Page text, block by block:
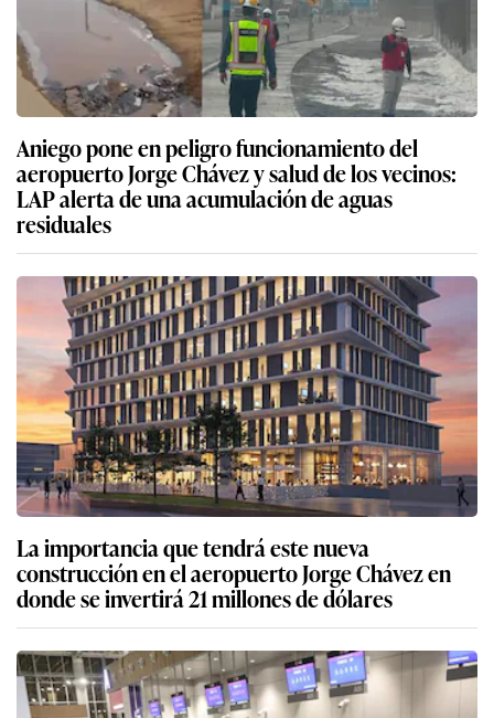
Aniego pone en peligro funcionamiento del
aeropuerto Jorge Chávez y salud de los vecinos:
LAP alerta de una acumulación de aguas
residuales
La importancia que tendrá este nueva
construcción en el aeropuerto Jorge Chávez en
donde se invertirá 21 millones de dólares